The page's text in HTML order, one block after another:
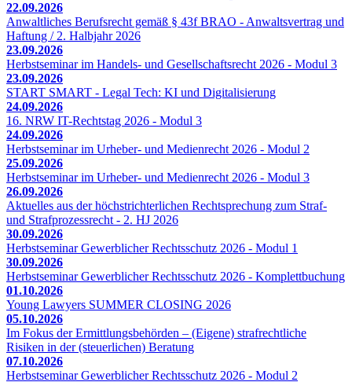
22.09.2026
Anwaltliches Berufsrecht gemäß § 43f BRAO - Anwaltsvertrag und
Haftung / 2. Halbjahr 2026
23.09.2026
Herbstseminar im Handels- und Gesellschaftsrecht 2026 - Modul 3
23.09.2026
START SMART - Legal Tech: KI und Digitalisierung
24.09.2026
16. NRW IT-Rechtstag 2026 - Modul 3
24.09.2026
Herbstseminar im Urheber- und Medienrecht 2026 - Modul 2
25.09.2026
Herbstseminar im Urheber- und Medienrecht 2026 - Modul 3
26.09.2026
Aktuelles aus der höchstrichterlichen Rechtsprechung zum Straf-
und Strafprozessrecht - 2. HJ 2026
30.09.2026
Herbstseminar Gewerblicher Rechtsschutz 2026 - Modul 1
30.09.2026
Herbstseminar Gewerblicher Rechtsschutz 2026 - Komplettbuchung
01.10.2026
Young Lawyers SUMMER CLOSING 2026
05.10.2026
Im Fokus der Ermittlungsbehörden – (Eigene) strafrechtliche
Risiken in der (steuerlichen) Beratung
07.10.2026
Herbstseminar Gewerblicher Rechtsschutz 2026 - Modul 2